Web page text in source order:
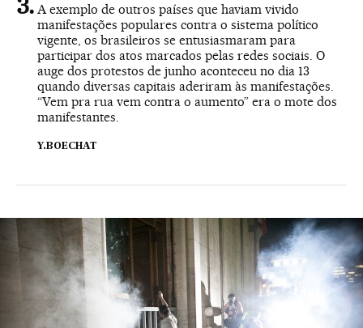
A exemplo de outros países que haviam vivido
manifestações populares contra o sistema político
vigente, os brasileiros se entusiasmaram para
participar dos atos marcados pelas redes sociais. O
auge dos protestos de junho aconteceu no dia 13
quando diversas capitais aderiram às manifestações.
“Vem pra rua vem contra o aumento” era o mote dos
manifestantes.
Y.BOECHAT